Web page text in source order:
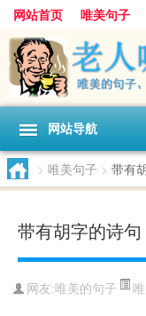
网站首页 唯美句子
人生感悟
其他美文
感人故事
句子分类
网站导航
> 唯美句子 > 带有
带有胡字的诗句
网友: 唯美的句子